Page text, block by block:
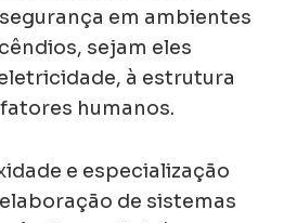
em ambientes
sejam eles
à estrutura
humanos.
e especialização
de sistemas